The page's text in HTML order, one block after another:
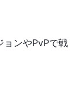
ョンやPvPで戦